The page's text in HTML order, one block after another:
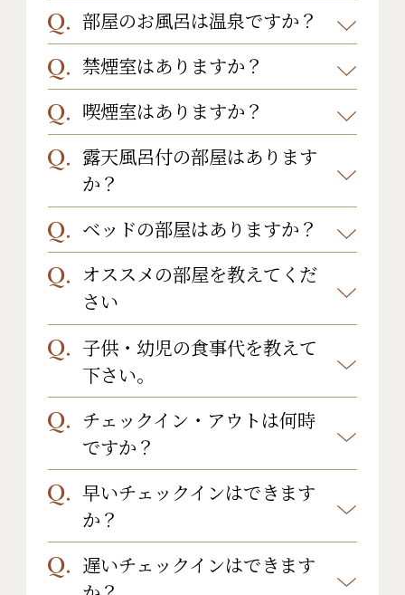
イプにより景色をお楽しみいただけ
ないお部屋もございます。詳細は客
室の説明をご確認下さい。
お部屋の大きさは下記の通りです。
・特別洋室「竹」：74帖（平米）※
浴室含む
・檜露天風呂付き客室｢桐」：16帖
（平米）＋次の間+テラス
・石半露天風呂付き客室｢欅」：16帖
（平米）+テラス
・信楽焼露天風呂付き客室「樅」：
16帖(平米)
・一般客室 ユニットバス・トイレ
付：16帖(平米)+ユニットバス
・一般客室 トイレ付き：16帖(平米)
部屋のお風呂は温泉ですか？
はい。客室のお風呂は温泉です。ご
ゆっくりお楽しみください。
※お部屋により異なる場合がござい
ます。
禁煙室はありますか？
当館は全室禁煙室となっておりま
す。
喫煙室はありますか？
当館は全室禁煙室となっており、喫
煙室はございません。
玄関近くに喫煙スペースをご用意し
ております。
露天風呂付の部屋はあります
か？
露天風呂付きのお部屋は全部で3部屋
ございます。桐、欅、樅です。お部屋
により露天風呂の種類が異なりま
す。
ベッドの部屋はありますか？
ベッドのお部屋は３部屋ございま
す。ご希望の場合は「竹、欅、栗」
をご選択下さいませ。
オススメの部屋を教えてくだ
さい
「特別洋室 竹」(74平米)がオススメ
です。当館で唯一のベッドタイプのお
部屋です。広々とした専用の浴室に
はジェットバスと足湯がございま
す。ごゆっくりと2人だけの時間をお
過ごしください。
詳しくはこちらのページをご覧下さ
い。
子供・幼児の食事代を教えて
下さい。
お子様の基本料金は以下の通りで
す。
・小学生：大人料金から10,000円引
き
・幼児：食事、お布団付き 8,640円
チェックイン・アウトは何時
ですか？
基本として、チェックイン15:00、チ
ェックアウト10:00となっておりま
す。
ご宿泊プランにより異なることもご
早いチェックインはできます
か？
お部屋の準備が完了している場合
遅いチェックインはできます